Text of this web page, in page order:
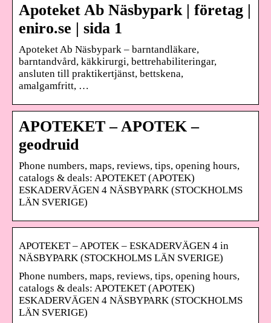
Apoteket Ab Näsbypark | företag |
eniro.se | sida 1
Apoteket Ab Näsbypark – barntandläkare,
barntandvård, käkkirurgi, bettrehabiliteringar,
ansluten till praktikertjänst, bettskena,
amalgamfritt, …
APOTEKET – APOTEK –
geodruid
Phone numbers, maps, reviews, tips, opening hours,
catalogs & deals: APOTEKET (APOTEK)
ESKADERVÄGEN 4 NÄSBYPARK (STOCKHOLMS
LÄN SVERIGE)
APOTEKET – APOTEK – ESKADERVÄGEN 4 in
NÄSBYPARK (STOCKHOLMS LÄN SVERIGE)
Phone numbers, maps, reviews, tips, opening hours,
catalogs & deals: APOTEKET (APOTEK)
ESKADERVÄGEN 4 NÄSBYPARK (STOCKHOLMS
LÄN SVERIGE)